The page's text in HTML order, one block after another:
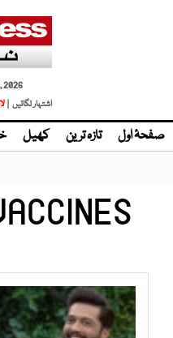
2026
اشتہار لگائیں |
صفحۂ اول تازہ ترین کھیل